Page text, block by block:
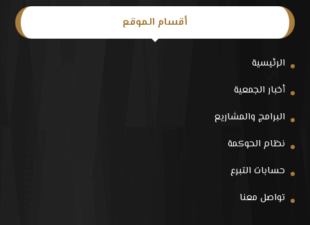
أقسام الموقع
الرئيسية
أخبار الجمعية
البرامج والمشاريع
نظام الحوكمة
حسابات التبرع
تواصل معنا